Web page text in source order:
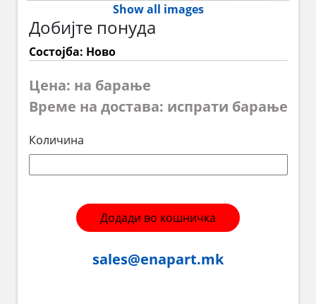
Show all images
Добијте понуда
Состојба: Ново
Цена: на барање
Време на достава: испрати барање
Количина
Додади во кошничка
sales@enapart.mk